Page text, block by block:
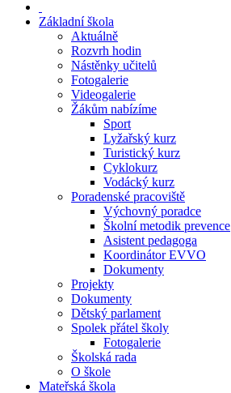
Základní škola
Aktuálně
Rozvrh hodin
Nástěnky učitelů
Fotogalerie
Videogalerie
Žákům nabízíme
Sport
Lyžařský kurz
Turistický kurz
Cyklokurz
Vodácký kurz
Poradenské pracoviště
Výchovný poradce
Školní metodik prevence
Asistent pedagoga
Koordinátor EVVO
Dokumenty
Projekty
Dokumenty
Dětský parlament
Spolek přátel školy
Fotogalerie
Školská rada
O škole
Mateřská škola